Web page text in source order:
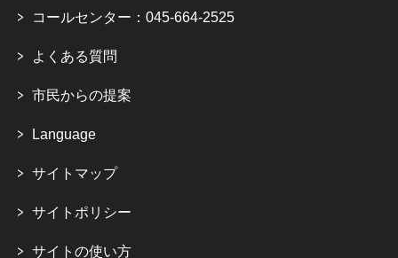
コールセンター：045-664-2525
よくある質問
市民からの提案
Language
サイトマップ
サイトポリシー
サイトの使い方